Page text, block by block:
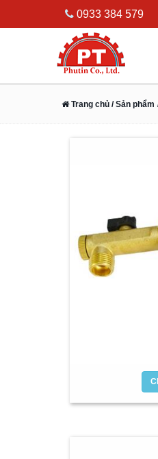
0933 384 579
Trang chủ / Sản phẩm